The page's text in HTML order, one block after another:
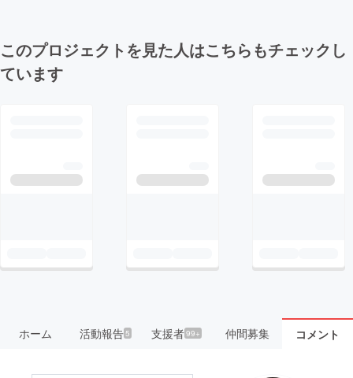
このプロジェクトを見た人はこちらもチェックし
ています
ホーム 活動報告5 支援者99+ 仲間募集 コメント